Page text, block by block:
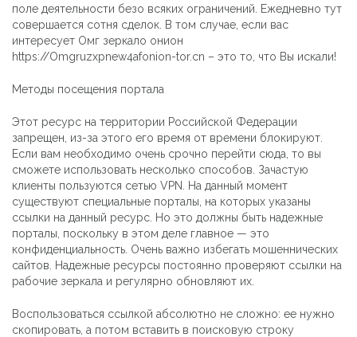
поле деятельности безо всяких ограничений. Ежедневно тут
совершается сотня сделок. В том случае, если вас
интересует Омг зеркало онион
https://Omgruzxpnew4afonion-tor.cn – это то, что Вы искали!
Методы посещения портала
Этот ресурс на территории Российской Федерации
запрещен, из-за этого его время от времени блокируют.
Если вам необходимо очень срочно перейти сюда, то вы
сможете использовать несколько способов. Зачастую
клиенты пользуются сетью VPN. На данный момент
существуют специальные порталы, на которых указаны
ссылки на данный ресурс. Но это должны быть надежные
порталы, поскольку в этом деле главное — это
конфиденциальность. Очень важно избегать мошеннических
сайтов. Надежные ресурсы постоянно проверяют ссылки на
рабочие зеркала и регулярно обновляют их.
Воспользоваться ссылкой абсолютно не сложно: ее нужно
скопировать, а потом вставить в поисковую строку